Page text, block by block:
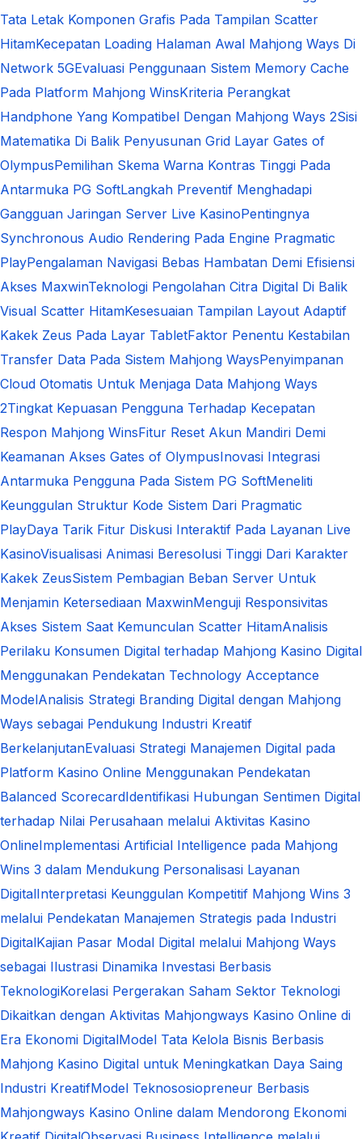
Tata Letak Komponen Grafis Pada Tampilan Scatter
HitamKecepatan Loading Halaman Awal Mahjong Ways Di
Network 5GEvaluasi Penggunaan Sistem Memory Cache
Pada Platform Mahjong WinsKriteria Perangkat
Handphone Yang Kompatibel Dengan Mahjong Ways 2Sisi
Matematika Di Balik Penyusunan Grid Layar Gates of
OlympusPemilihan Skema Warna Kontras Tinggi Pada
Antarmuka PG SoftLangkah Preventif Menghadapi
Gangguan Jaringan Server Live KasinoPentingnya
Synchronous Audio Rendering Pada Engine Pragmatic
PlayPengalaman Navigasi Bebas Hambatan Demi Efisiensi
Akses MaxwinTeknologi Pengolahan Citra Digital Di Balik
Visual Scatter HitamKesesuaian Tampilan Layout Adaptif
Kakek Zeus Pada Layar TabletFaktor Penentu Kestabilan
Transfer Data Pada Sistem Mahjong WaysPenyimpanan
Cloud Otomatis Untuk Menjaga Data Mahjong Ways
2Tingkat Kepuasan Pengguna Terhadap Kecepatan
Respon Mahjong WinsFitur Reset Akun Mandiri Demi
Keamanan Akses Gates of OlympusInovasi Integrasi
Antarmuka Pengguna Pada Sistem PG SoftMeneliti
Keunggulan Struktur Kode Sistem Dari Pragmatic
PlayDaya Tarik Fitur Diskusi Interaktif Pada Layanan Live
KasinoVisualisasi Animasi Beresolusi Tinggi Dari Karakter
Kakek ZeusSistem Pembagian Beban Server Untuk
Menjamin Ketersediaan MaxwinMenguji Responsivitas
Akses Sistem Saat Kemunculan Scatter HitamAnalisis
Perilaku Konsumen Digital terhadap Mahjong Kasino Digital
Menggunakan Pendekatan Technology Acceptance
ModelAnalisis Strategi Branding Digital dengan Mahjong
Ways sebagai Pendukung Industri Kreatif
BerkelanjutanEvaluasi Strategi Manajemen Digital pada
Platform Kasino Online Menggunakan Pendekatan
Balanced ScorecardIdentifikasi Hubungan Sentimen Digital
terhadap Nilai Perusahaan melalui Aktivitas Kasino
OnlineImplementasi Artificial Intelligence pada Mahjong
Wins 3 dalam Mendukung Personalisasi Layanan
DigitalInterpretasi Keunggulan Kompetitif Mahjong Wins 3
melalui Pendekatan Manajemen Strategis pada Industri
DigitalKajian Pasar Modal Digital melalui Mahjong Ways
sebagai Ilustrasi Dinamika Investasi Berbasis
TeknologiKorelasi Pergerakan Saham Sektor Teknologi
Dikaitkan dengan Aktivitas Mahjongways Kasino Online di
Era Ekonomi DigitalModel Tata Kelola Bisnis Berbasis
Mahjong Kasino Digital untuk Meningkatkan Daya Saing
Industri KreatifModel Teknososiopreneur Berbasis
Mahjongways Kasino Online dalam Mendorong Ekonomi